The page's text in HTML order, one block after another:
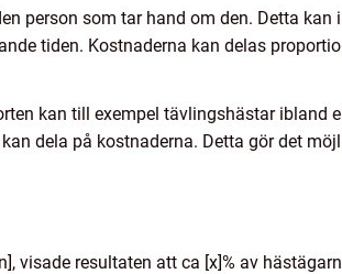
person som tar hand om den. Detta kan
tiden. Kostnaderna kan delas
kan till exempel tävlingshästar ibland
dela på kostnaderna. Detta gör det
visade resultaten att ca [x]% av